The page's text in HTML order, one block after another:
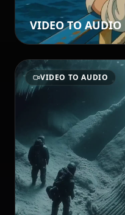
VIDEO TO AUDIO
VIDEO TO AUDIO